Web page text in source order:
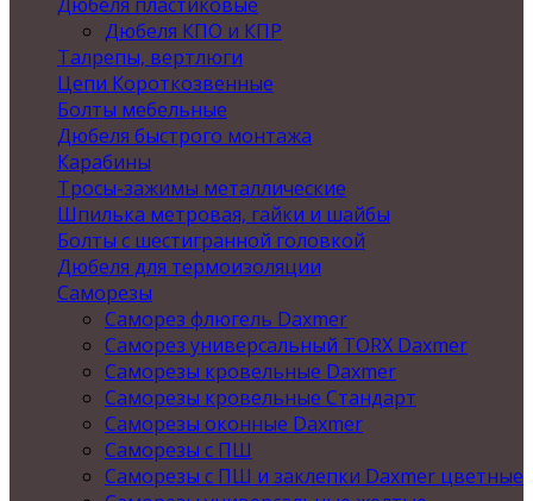
Дюбеля КПО и КПР
Талрепы, вертлюги
Цепи Короткозвенные
Болты мебельные
Дюбеля быстрого монтажа
Карабины
Тросы-зажимы металлические
Шпилька метровая, гайки и шайбы
Болты с шестигранной головкой
Дюбеля для термоизоляции
Саморезы
Саморез флюгель Daxmer
Саморез универсальный TORX Daxmer
Саморезы кровельные Daxmer
Саморезы кровельные Стандарт
Саморезы оконные Daxmer
Саморезы с ПШ
Саморезы с ПШ и заклепки Daxmer цветные